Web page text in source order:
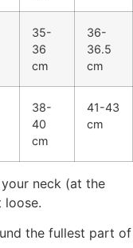
35-
36
cm
36-
36.5
cm
38-
40
cm
41-43
cm
neck (at the
loose.
the fullest part of